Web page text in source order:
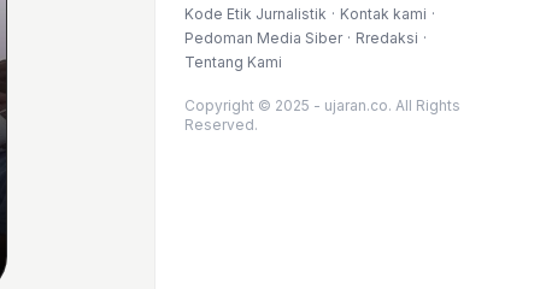
Kode Etik Jurnalistik
Kontak kami
Pedoman Media Siber
Rredaksi
Tentang Kami
Copyright © 2025 - ujaran.co. All Rights
Reserved.